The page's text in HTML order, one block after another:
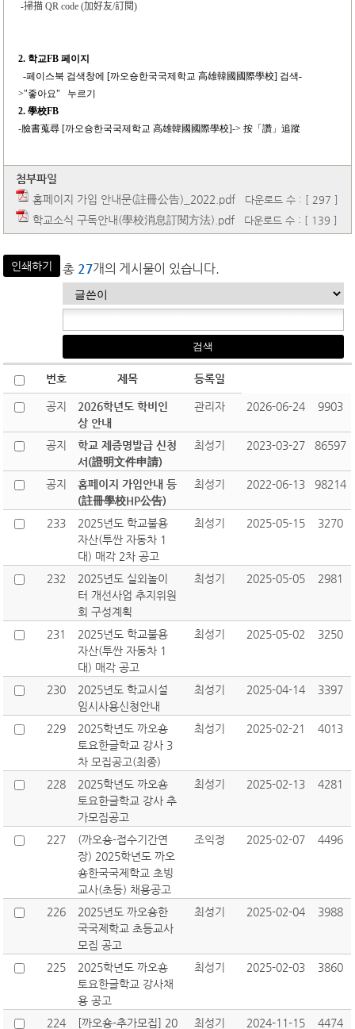
-掃描 QR code (加好友/訂閱)
2. 학교FB 페이지
-페이스북 검색창에 [까오숑한국국제학교 高雄韓國國際學校] 검색-
>"좋아요" 누르기
2.學校FB
-臉書蒐尋 [까오숑한국국제학교 高雄韓國國際學校]-> 按「讚」追蹤
첨부파일
홈페이지 가입 안내문(註冊公告)_2022.pdf 다운로드 수 : [ 297 ]
학교소식 구독안내(學校消息訂閱方法).pdf 다운로드 수 : [ 139 ]
인쇄하기 총 27개의 게시물이 있습니다.
번호 제목 등록일
공지
2026학년도 학비인
상 안내
관리자 2026-06-24 9903
공지
학교 제증명발급 신청
서(證明文件申請)
최성기 2023-03-27 86597
공지
홈페이지 가입안내 등
(註冊學校HP公告)
최성기 2022-06-13 98214
233
2025년도 학교불용
자산(투싼 자동차 1
대) 매각 2차 공고
최성기 2025-05-15 3270
232
2025년도 실외놀이
터 개선사업 추지위원
회 구성계획
최성기 2025-05-05 2981
231
2025년도 학교불용
자산(투싼 자동차 1
대) 매각 공고
최성기 2025-05-02 3250
230
2025년도 학교시설
임시사용신청안내
최성기 2025-04-14 3397
229
2025학년도 까오숑
토요한글학교 강사 3
차 모집공고(최종)
최성기 2025-02-21 4013
228
2025학년도 까오숑
토요한글학교 강사 추
가모집공고
최성기 2025-02-13 4281
227
(까오숑-접수기간연
장) 2025학년도 까오
숑한국국제학교 초빙
교사(초등) 채용공고
조익정 2025-02-07 4496
226
2025년도 까오숑한
국국제학교 초등교사
모집 공고
최성기 2025-02-04 3988
225
2025학년도 까오숑
토요한글학교 강사채
용 공고
최성기 2025-02-03 3860
224 [까오숑-추가모집] 20 최성기 2024-11-15 4474